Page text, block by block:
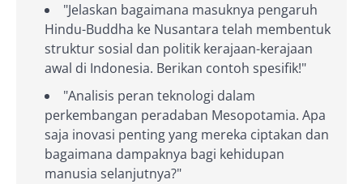
"Jelaskan bagaimana masuknya pengaruh
Hindu-Buddha ke Nusantara telah membentuk
struktur sosial dan politik kerajaan-kerajaan
awal di Indonesia. Berikan contoh spesifik!"
"Analisis peran teknologi dalam
perkembangan peradaban Mesopotamia. Apa
saja inovasi penting yang mereka ciptakan dan
bagaimana dampaknya bagi kehidupan
manusia selanjutnya?"